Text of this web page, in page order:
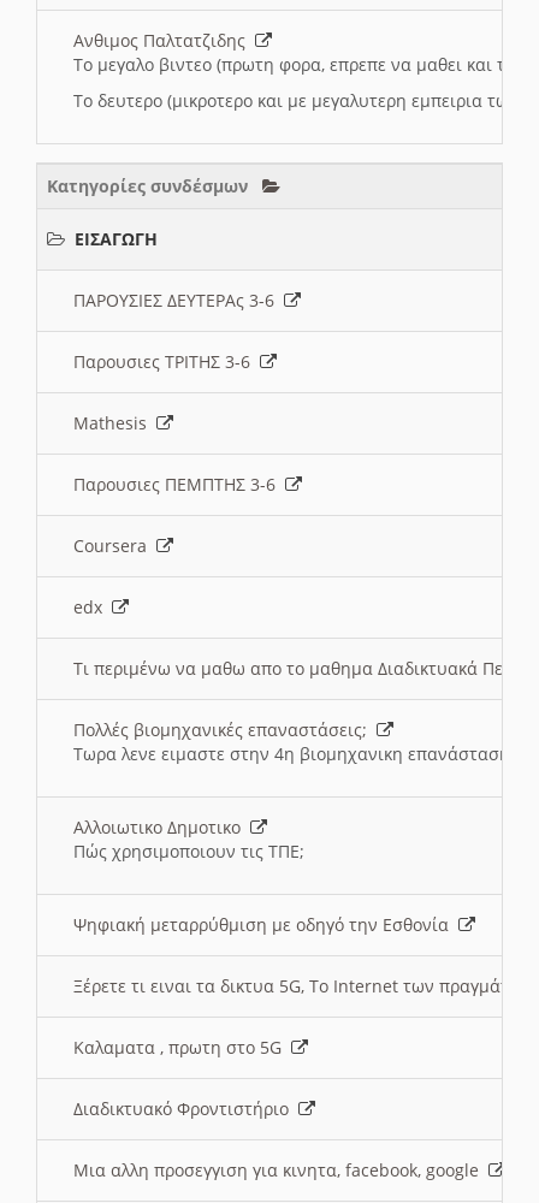
Ανθιμος Παλτατζιδης
Το μεγαλο βιντεο (πρωτη φορα, επρεπε να μαθει και το
Το δευτερο (μικροτερο και με μεγαλυτερη εμπειρια
Κατηγορίες συνδέσμων
ΕΙΣΑΓΩΓΗ
ΠΑΡΟΥΣΙΕΣ ΔΕΥΤΕΡΑς 3-6
Παρουσιες ΤΡΙΤΗΣ 3-6
Mathesis
Παρουσιες ΠΕΜΠΤΗΣ 3-6
Coursera
edx
Τι περιμένω να μαθω απο το μαθημα Διαδικτυακά
Πολλές βιομηχανικές επαναστάσεις;
Τωρα λενε ειμαστε στην 4η βιομηχανικη επανάσταση
Αλλοιωτικο Δημοτικο
Πώς χρησιμοποιουν τις ΤΠΕ;
Ψηφιακή μεταρρύθμιση με οδηγό την Εσθονία
Ξέρετε τι ειναι τα δικτυα 5G, Το Internet των
Καλαματα , πρωτη στο 5G
Διαδικτυακό Φροντιστήριο
Μια αλλη προσεγγιση για κινητα, facebook, google